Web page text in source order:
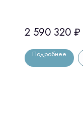
2 590 320 ₽
Подробнее